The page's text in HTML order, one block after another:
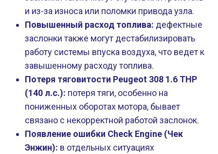
и из-за износа или поломки привода узла.
Повышенный расход топлива: дефектные
заслонки также могут дестабилизировать
работу системы впуска воздуха, что ведет к
завышенному расходу топлива.
Потеря тяговитости Peugeot 308 1.6 THP
(140 л.с.): потеря тяги, особенно на
пониженных оборотах мотора, бывает
связано с некорректной работой заслонок.
Появление ошибки Check Engine (Чек
Энжин): в отдельных ситуациях